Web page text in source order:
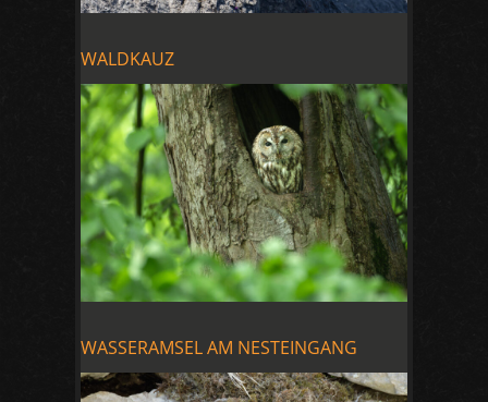
WALDKAUZ
WASSERAMSEL AM NESTEINGANG